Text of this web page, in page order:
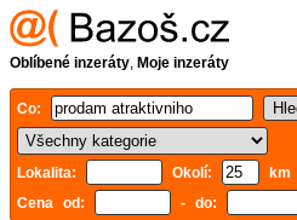
Oblíbené inzeráty, Moje inzeráty
Co:
Lokalita: Okolí:
km
Cena od:
- do: